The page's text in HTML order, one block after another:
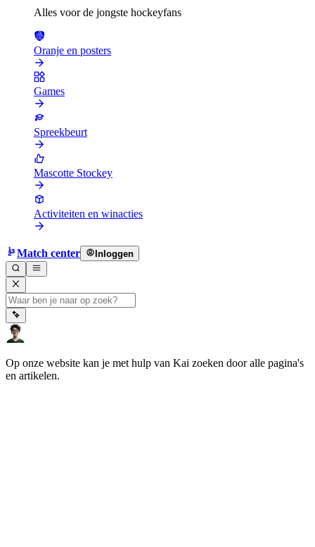
Alles voor de jongste hockeyfans
Oranje en posters
Games
Spreekbeurt
Mascotte Stockey
Activiteiten en winacties
Match center Inloggen
Op onze website kan je met hulp van Kai zoeken door alle pagina's
en artikelen.